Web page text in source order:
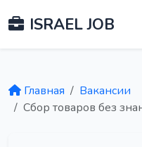
ISRAEL JOB
Главная
Вакансии
Сбор товаров без